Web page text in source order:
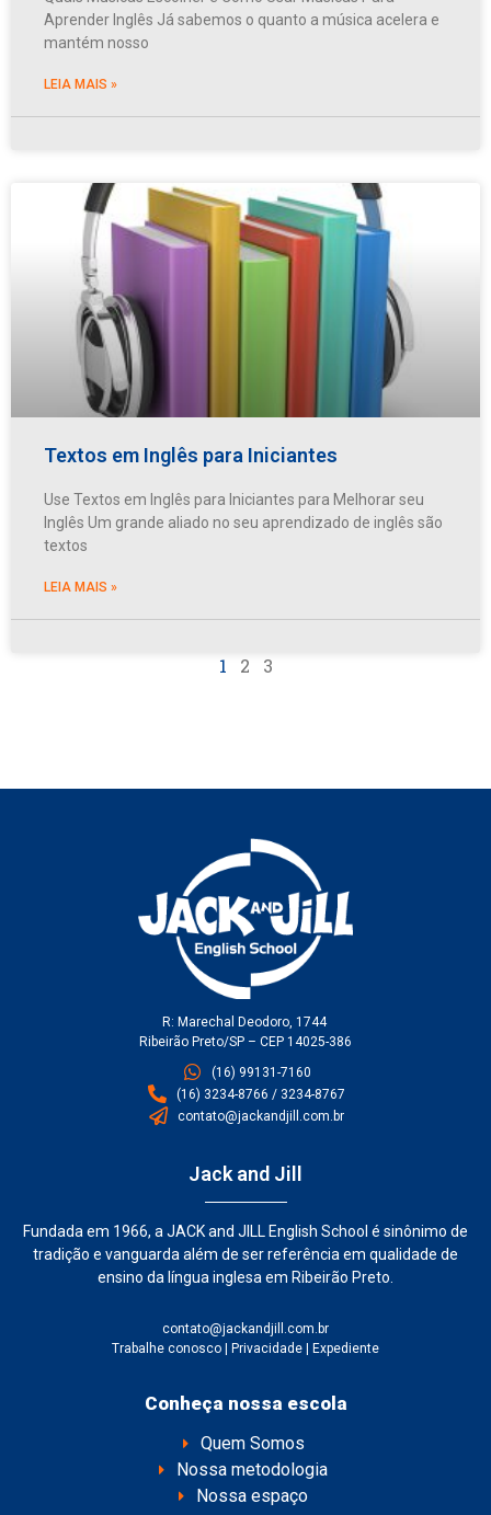
Aprender Inglês Já sabemos o quanto a música acelera e
mantém nosso
LEIA MAIS »
Textos em Inglês para Iniciantes
Use Textos em Inglês para Iniciantes para Melhorar seu
Inglês Um grande aliado no seu aprendizado de inglês são
textos
LEIA MAIS »
1 2 3
R: Marechal Deodoro, 1744
Ribeirão Preto/SP – CEP 14025-386
(16) 99131-7160
(16) 3234-8766 / 3234-8767
contato@jackandjill.com.br
Jack and Jill
Fundada em 1966, a JACK and JILL English School é sinônimo de
tradição e vanguarda além de ser referência em qualidade de
ensino da língua inglesa em Ribeirão Preto.
contato@jackandjill.com.br
Trabalhe conosco | Privacidade | Expediente
Conheça nossa escola
Quem Somos
Nossa metodologia
Nossa espaço